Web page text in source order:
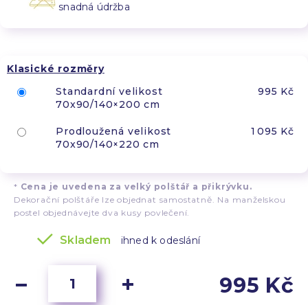
snadná údržba
Klasické rozměry
Standardní velikost
70x90/140×200 cm
995 Kč
Prodloužená velikost
70x90/140×220 cm
1 095 Kč
* Cena je uvedena za velký polštář a přikrývku.
Dekorační polštáře lze objednat samostatně. Na manželskou
postel objednávejte dva kusy povlečení.
Skladem ihned k odeslání
995 Kč